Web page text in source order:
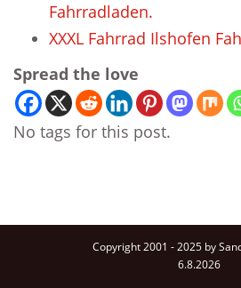
Fahrradladen.
XXXL Fahrrad Ilshofen
Spread the love
No tags for this post.
Copyright 2001 - 2025 by
6.8.2026